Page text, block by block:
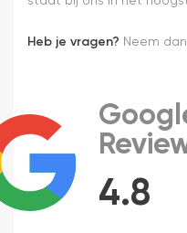
Heb je vragen? Neem
4.8